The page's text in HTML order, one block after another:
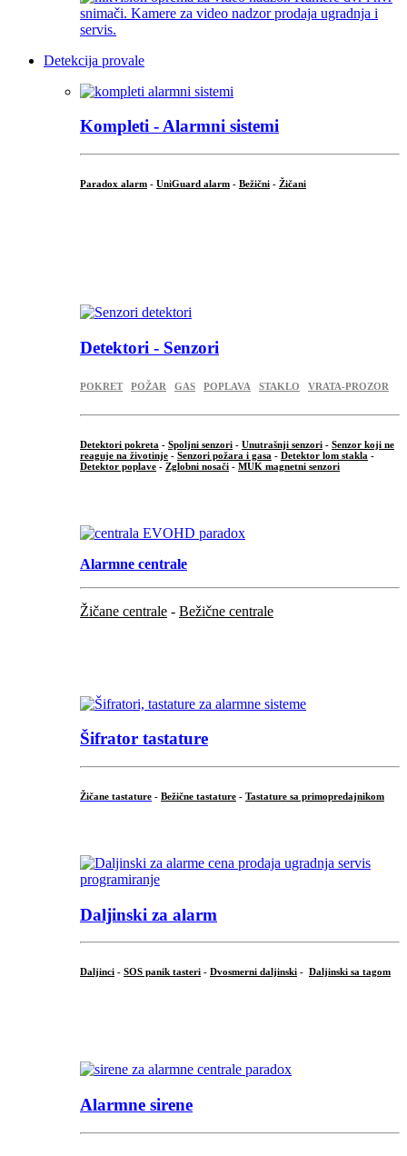
Detekcija provale
Kompleti - Alarmni sistemi
Paradox alarm - UniGuard alarm - Bežični - Žičani
Detektori - Senzori
POKRET POŽAR GAS POPLAVA STAKLO VRATA-PROZOR
Detektori pokreta - Spoljni senzori - Unutrašnji senzori - Senzor koji ne
reaguje na životinje - Senzori požara i gasa - Detektor lom stakla -
Detektor poplave - Zglobni nosači - MUK magnetni senzori
Alarmne centrale
Žičane centrale - Bežične centrale
Šifrator tastature
Žičane tastature - Bežične tastature - Tastature sa primopredajnikom
Daljinski za alarm
Daljinci - SOS panik tasteri - Dvosmerni daljinski - Daljinski sa tagom
Alarmne sirene